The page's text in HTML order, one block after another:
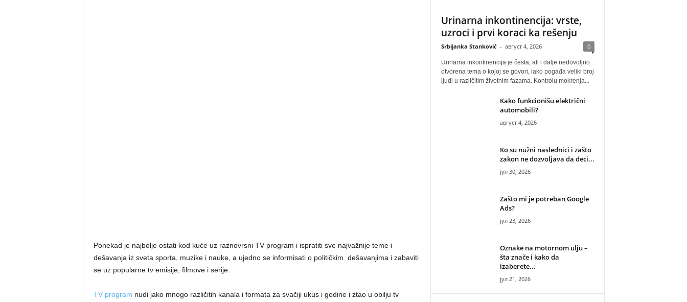
Ponekad je najbolje ostati kod kuće uz raznovrsni TV program i ispratiti sve najvažnije teme i
dešavanja iz sveta sporta, muzike i nauke, a ujedno se informisati o političkim dešavanjima i zabaviti
se uz popularne tv emisije, filmove i serije.
TV program nudi jako mnogo različitih kanala i formata za svačiji ukus i godine i ztao u obilju tv
Urinarna inkontinencija: vrste,
uzroci i prvi koraci ka rešenju
Srbijanka Stanković - август 4, 2026 0
Urinarna inkontinencija je česta, ali i dalje nedovoljno
otvorena tema o kojoj se govori, iako pogađa veliki broj
ljudi u različitim životnim fazama. Kontrolu mokrenja...
Kako funkcionišu električni
automobili?
август 4, 2026
Ko su nužni naslednici i zašto
zakon ne dozvoljava da deci...
јул 30, 2026
Zašto mi je potreban Google
Ads?
јул 23, 2026
Oznake na motornom ulju –
šta znače i kako da
izaberete...
јул 21, 2026